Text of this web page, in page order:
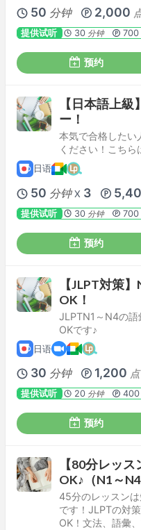
50 分钟 2,000
提供试听 30 分钟 700
预约
【日本語上
ー！
本気で合格したい
ください！こちら
日语
50 分钟 X 3
提供试听 30 分钟 700
预约
【JLPT対策
OK！
JLPTN1～N4の語
OKです♪
日语
30 分钟 1,200 点
提供试听 20 分钟 400
预约
【80分レッ
OK♪（N1～N4
45分のレッスン
です！JLPTの対
OK！文法、語彙